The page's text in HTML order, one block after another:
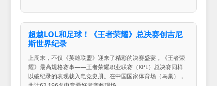
超越LOL和足球！《王者荣耀》总决赛创吉尼
斯世界纪录
上周末，不仅《英雄联盟》迎来了精彩的决赛盛宴，《王者荣
耀》最高规格赛事——王者荣耀职业联赛（KPL）总决赛同样
以破纪录的表现载入电竞史册。在中国国家体育场（鸟巢），